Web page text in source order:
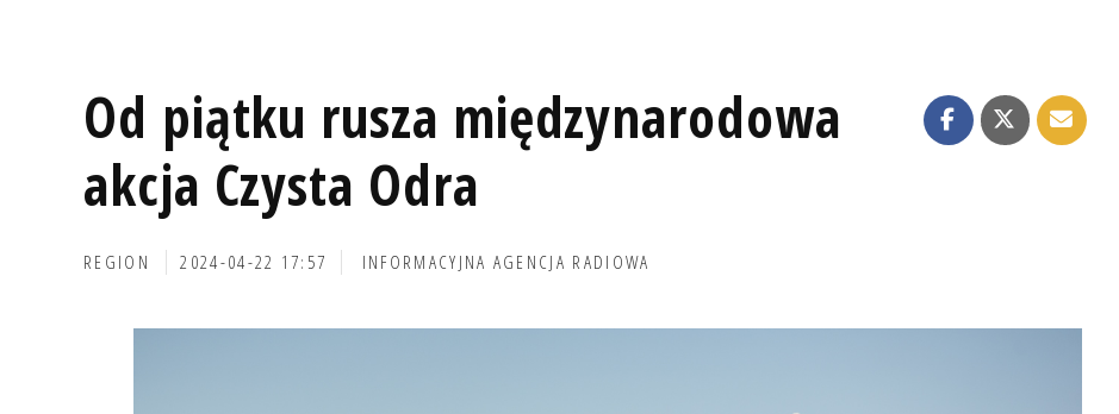
Od piątku rusza międzynarodowa
akcja Czysta Odra
REGION 2024-04-22 17:57 INFORMACYJNA AGENCJA RADIOWA